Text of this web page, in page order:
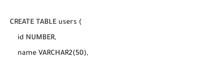
CREATE TABLE users (
    id NUMBER,
    name VARCHAR2(50),